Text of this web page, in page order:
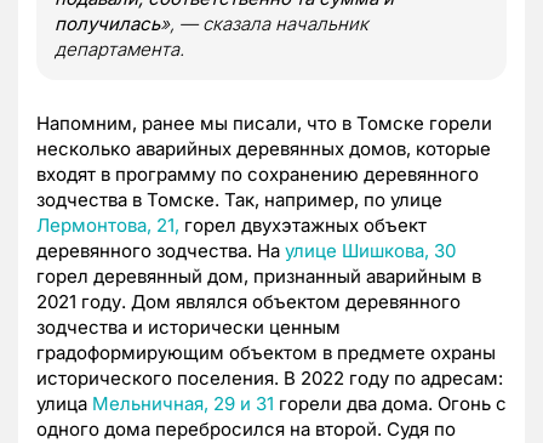
получилась», — сказала начальник
департамента.
Напомним, ранее мы писали, что в Томске горели
несколько аварийных деревянных домов, которые
входят в программу по сохранению деревянного
зодчества в Томске. Так, например, по улице
Лермонтова, 21, горел двухэтажных объект
деревянного зодчества. На улице Шишкова, 30
горел деревянный дом, признанный аварийным в
2021 году. Дом являлся объектом деревянного
зодчества и исторически ценным
градоформирующим объектом в предмете охраны
исторического поселения. В 2022 году по адресам:
улица Мельничная, 29 и 31 горели два дома. Огонь с
одного дома перебросился на второй. Судя по